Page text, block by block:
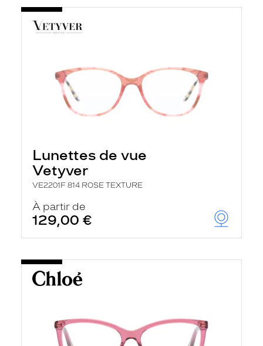
Lunettes de vue
Vetyver
VE2201F 814 ROSE TEXTURE
À partir de
129,00 €